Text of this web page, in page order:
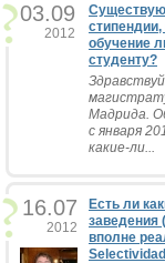
03.09
2012
обучение
студенту?
Мадрида.
с января
какие-ли...
16.07
2012
Есть ли
заведения
вполне